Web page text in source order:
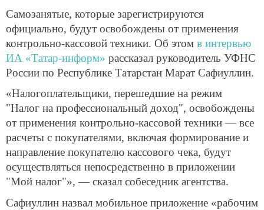
Самозанятые, которые зарегистрируются
официально, будут освобождены от применения
контрольно-кассовой техники. Об этом в интервью
ИА «Татар-информ» рассказал руководитель УФНС
России по Республике Татарстан Марат Сафиуллин.
«Налогоплательщики, перешедшие на режим
"Налог на профессиональный доход", освобождены
от применения контрольно-кассовой техники — все
расчеты с покупателями, включая формирование и
направление покупателю кассового чека, будут
осуществляться непосредственно в приложении
"Мой налог"», — сказал собеседник агентства.
Сафиуллин назвал мобильное приложение «рабочим